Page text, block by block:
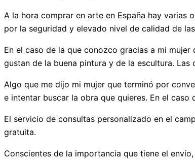
A la hora comprar en arte en España hay varias
por la seguridad y elevado nivel de calidad de
En el caso de la que conozco gracias a mi
gustan de la buena pintura y de la escultura.
Algo que me dijo mi mujer que terminó por
e intentar buscar la obra que quieres. En el caso
El servicio de consultas personalizado en el
gratuita.
Conscientes de la importancia que tiene el